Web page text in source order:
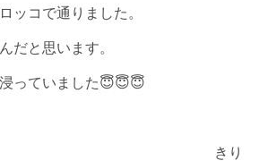
ッコで通りました。
だと思います。
っていました😇😇😇
り